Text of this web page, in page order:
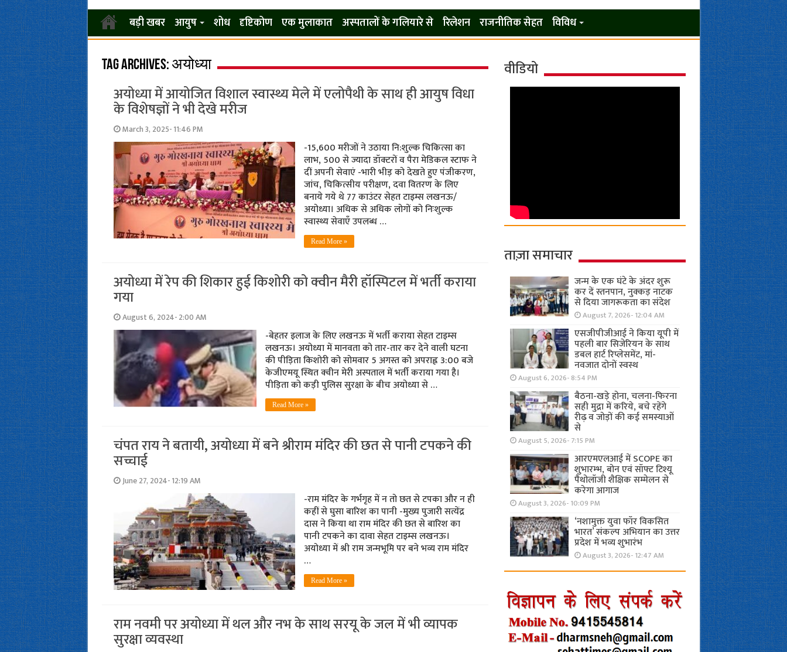
बड़ी खबर आयुष शोध दृष्टिकोण एक मुलाकात अस्पतालों के गलियारे से रिलेशन राजनीतिक सेहत विविध
Tag Archives:अयोध्या
अयोध्या में आयोजित विशाल स्वास्थ्य मेले में एलोपैथी के साथ ही आयुष विधा
के विशेषज्ञों ने भी देखे मरीज
March 3, 2025- 11:46 PM
-15,600 मरीजों ने उठाया नि:शुल्क चिकित्सा का
लाभ, 500 से ज्यादा डॉक्टरों व पैरा मेडिकल स्टाफ ने
दीं अपनी सेवाएं -भारी भीड़ को देखते हुए पंजीकरण,
जांच, चिकित्सीय परीक्षण, दवा वितरण के लिए
बनाये गये थे 77 काउंटर सेहत टाइम्स लखनऊ/
अयोध्या। अधिक से अधिक लोगों को निःशुल्क
स्वास्थ्य सेवाएँ उपलब्ध …
Read More »
अयोध्या में रेप की शिकार हुई किशोरी को क्वीन मैरी हॉस्पिटल में भर्ती कराया
गया
August 6, 2024- 2:00 AM
-बेहतर इलाज के लिए लखनऊ में भर्ती कराया सेहत टाइम्स
लखनऊ। अयोध्या में मानवता को तार-तार कर देने वाली घटना
की पीड़िता किशोरी को सोमवार 5 अगस्त को अपराह्न 3:00 बजे
केजीएमयू स्थित क्वीन मेरी अस्पताल में भर्ती कराया गया है।
पीड़िता को कड़ी पुलिस सुरक्षा के बीच अयोध्या से …
Read More »
चंपत राय ने बतायी, अयोध्या में बने श्रीराम मंदिर की छत से पानी टपकने की
सच्चाई
June 27, 2024- 12:19 AM
-राम मंदिर के गर्भगृह में न तो छत से टपका और न ही
कहीं से घुसा बारिश का पानी -मुख्य पुजारी सत्येंद्र
दास ने किया था राम मंदिर की छत से बारिश का
पानी टपकने का दावा सेहत टाइम्स लखनऊ।
अयोध्या में श्री राम जन्मभूमि पर बने भव्य राम मंदिर
…
Read More »
राम नवमी पर अयोध्या में थल और नभ के साथ सरयू के जल में भी व्यापक
सुरक्षा व्यवस्था
वीडियो
ताज़ा समाचार
जन्म के एक घंटे के अंदर शुरू
कर दें स्तनपान, नुक्कड़ नाटक
से दिया जागरूकता का संदेश
August 7, 2026- 12:04 AM
एसजीपीजीआई ने किया यूपी में
पहली बार सिजेरियन के साथ
डबल हार्ट रिप्लेसमेंट, मां-
नवजात दोनों स्वस्थ
August 6, 2026- 8:54 PM
बैठना-खड़े होना, चलना-फिरना
सही मुद्रा में करिये, बचे रहेंगे
रीढ़ व जोड़ों की कई समस्याओं
से
August 5, 2026- 7:15 PM
आरएमएलआई में SCOPE का
शुभारम्भ, बोन एवं सॉफ्ट टिश्यू
पैथोलॉजी शैक्षिक सम्मेलन से
करेगा आगाज
August 3, 2026- 10:09 PM
‘नशामुक्त युवा फॉर विकसित
भारत’ संकल्प अभियान का उत्तर
प्रदेश में भव्य शुभारंभ
August 3, 2026- 12:47 AM